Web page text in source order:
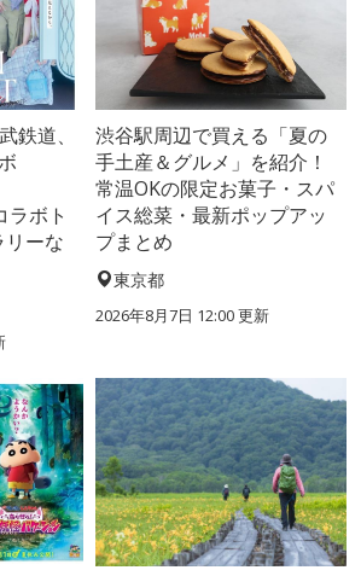
鉄道、
ラボト
リーな
渋谷駅周辺で買える「夏の
手土産＆グルメ」を紹介！
常温OKの限定お菓子・スパ
イス総菜・最新ポップアッ
プまとめ
東京都
2026年8月7日 12:00更新